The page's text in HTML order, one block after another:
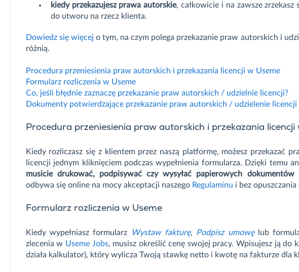
kiedy przekazujesz prawa autorskie, całkowicie i na zawsze
do utworu na rzecz klienta.
Dowiedz się więcej o tym, na czym polega przekazanie praw autorskich i
różnią.
Procedura przeniesienia praw autorskich i przekazania licencji w Useme
Formularz rozliczenia w Useme
Co, jeśli błędnie zaznaczę przekazanie praw autorskich / udzielnie licencji?
Dokumenty potwierdzające przekazanie praw autorskich / udzielenie licencji
Procedura przeniesienia praw autorskich i przekazania licencji
Kiedy rozliczasz się z klientem przez naszą platformę, możesz przekazać
licencji jednym kliknięciem podczas wypełnienia formularza. Dzięki temu
musicie drukować, podpisywać czy wysyłać papierowych dokumentów
odbywa się online na mocy akceptacji naszego Regulaminu i bez
Formularz rozliczenia w Useme
Kiedy wypełniasz formularz Wystaw fakturę, Podpisz umowęlub
zlecenia w Useme Jobs, musisz określić cenę swojej pracy. Wpisujesz ją do
działa kalkulator), który wylicza Twoją stawkę netto i kwotę na fakturze dla